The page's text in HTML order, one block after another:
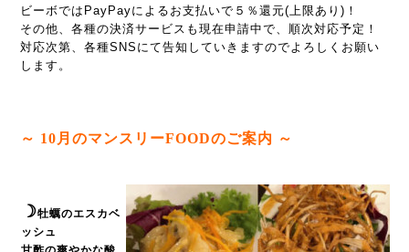
ビーボではPayPayによるお支払いで５％還元(上限あり) ！
その他、各種の決済サービスも現在申請中で、順次対応予定！
対応次第、各種SNSにて告知していきますのでよろしくお願い
します。
～ 10 月のマンスリーFOODのご案内 ～
☽牡蠣のエスカベ
ッシュ